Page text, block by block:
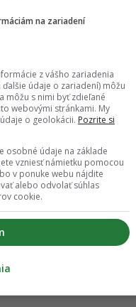
reproduktormi.
displej, 20 MPx
byť farebný Vibe
prevedeniach.
na zariadení
z vášho zariadenia
údaje o zariadení) môžu
môžu s nimi byť zdieľané
webovými stránkami. My
o geolokácii. Pozrite si
osobné údaje na základe
vzniesť námietku pomocou
v ponuke webu nájdite
alebo odvolať súhlas
cookie.